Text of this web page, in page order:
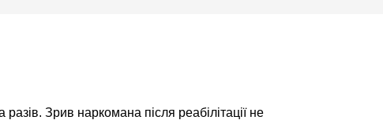
Зрив наркомана після реабілітації не